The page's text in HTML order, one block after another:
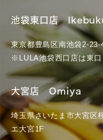
池袋東口店
東京都豊島区南池袋2-
※LULA池袋西口店は東口
大宮店 Omiya
埼玉県さいたま市大宮
エ大宮1F